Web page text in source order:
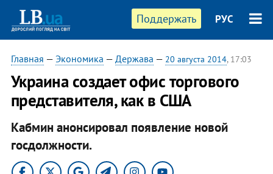
Поддержать РУС
Главная — Экономика — Держава — 20 августа 2014, 17:03
Украина создает офис торгового
представителя, как в США
Кабмин анонсировал появление новой
госдолжности.